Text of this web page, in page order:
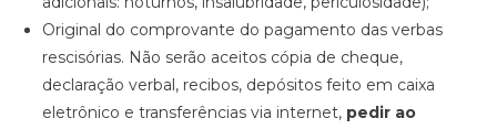
Original do comprovante do pagamento das verbas
rescisórias. Não serão aceitos cópia de cheque,
declaração verbal, recibos, depósitos feito em caixa
eletrônico e transferências via internet, pedir ao